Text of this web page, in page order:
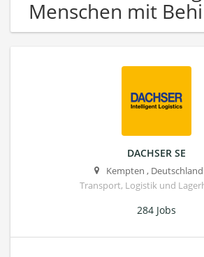
Menschen mit
DACHSER SE
Kempten , Deutschland
Transport, Logistik und
284 Jobs